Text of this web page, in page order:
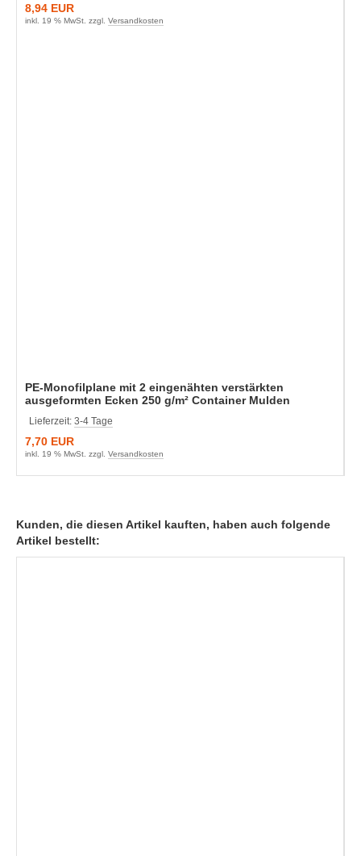
8,94 EUR
inkl. 19 % MwSt. zzgl. Versandkosten
PE-Monofilplane mit 2 eingenähten verstärkten
ausgeformten Ecken 250 g/m² Container Mulden
Lieferzeit: 3-4 Tage
7,70 EUR
inkl. 19 % MwSt. zzgl. Versandkosten
Kunden, die diesen Artikel kauften, haben auch folgende
Artikel bestellt: